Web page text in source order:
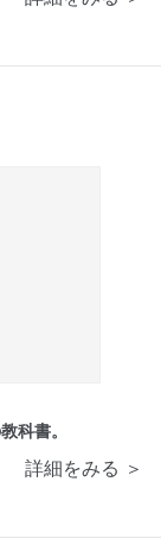
科書。
詳細をみる ＞